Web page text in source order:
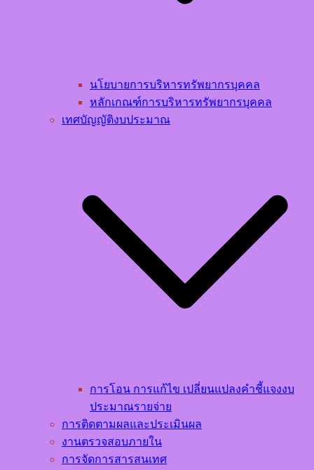
นโยบายการบริหารทรัพยากรบุคคล​
หลักเกณฑ์การบริหารทรัพยากรบุคคล​
เทศบัญญัติงบประมาณ
การโอน การแก้ไข เปลี่ยนแปลงคำชี้แจงงบ
ประมาณรายจ่าย
การติดตามผลและประเมินผล
งานตรวจสอบภายใน
การจัดการสารสนเทศ